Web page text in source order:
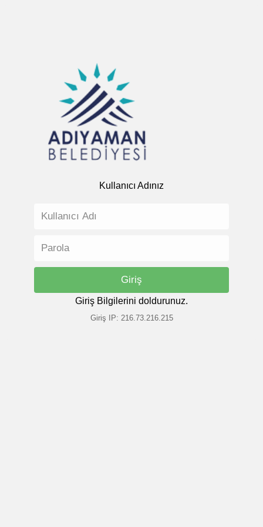
Kullanıcı Adınız
Giriş Bilgilerini doldurunuz.
Giriş IP: 216.73.216.215